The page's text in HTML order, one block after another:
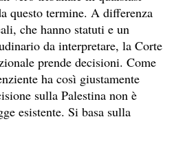
questo termine. A differenza
che hanno statuti e un
da interpretare, la Corte
prende decisioni. Come
ha così giustamente
sulla Palestina non è
esistente. Si basa sulla